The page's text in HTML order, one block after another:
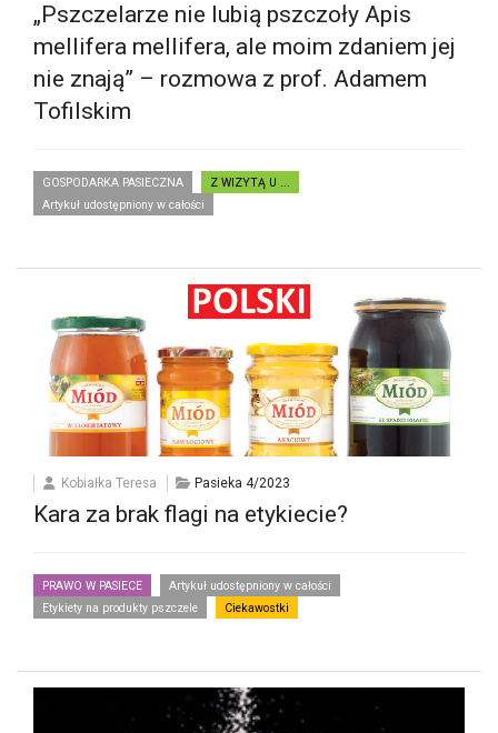
„Pszczelarze nie lubią pszczoły Apis
mellifera mellifera, ale moim zdaniem jej
nie znają” – rozmowa z prof. Adamem
Tofilskim
GOSPODARKA PASIECZNA
Z WIZYTĄ U ...
Artykuł udostępniony w całości
Kobiałka Teresa Pasieka 4/2023
Kara za brak flagi na etykiecie?
PRAWO W PASIECE
Artykuł udostępniony w całości
Etykiety na produkty pszczele
Ciekawostki